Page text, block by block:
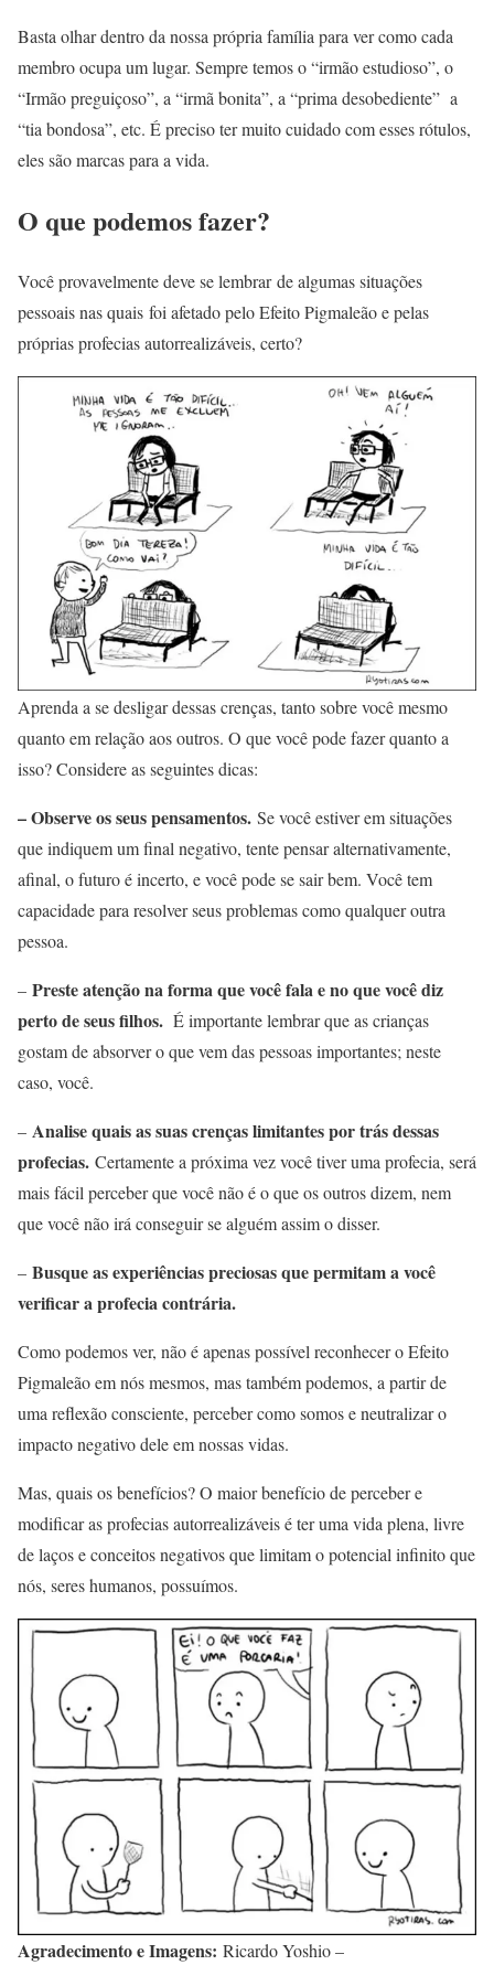
Basta olhar dentro da nossa própria família para ver como cada
membro ocupa um lugar. Sempre temos o “irmão estudioso”, o
“Irmão preguiçoso”, a “irmã bonita”, a “prima desobediente” a
“tia bondosa”, etc. É preciso ter muito cuidado com esses rótulos,
eles são marcas para a vida.
O que podemos fazer?
Você provavelmente deve se lembrar de algumas situações
pessoais nas quais foi afetado pelo Efeito Pigmaleão e pelas
próprias profecias autorrealizáveis, certo?
Aprenda a se desligar dessas crenças, tanto sobre você mesmo
quanto em relação aos outros. O que você pode fazer quanto a
isso? Considere as seguintes dicas:
– Observe os seus pensamentos. Se você estiver em situações
que indiquem um final negativo, tente pensar alternativamente,
afinal, o futuro é incerto, e você pode se sair bem. Você tem
capacidade para resolver seus problemas como qualquer outra
pessoa.
– Preste atenção na forma que você fala e no que você diz
perto de seus filhos. É importante lembrar que as crianças
gostam de absorver o que vem das pessoas importantes; neste
caso, você.
– Analise quais as suas crenças limitantes por trás dessas
profecias. Certamente a próxima vez você tiver uma profecia, será
mais fácil perceber que você não é o que os outros dizem, nem
que você não irá conseguir se alguém assim o disser.
– Busque as experiências preciosas que permitam a você
verificar a profecia contrária.
Como podemos ver, não é apenas possível reconhecer o Efeito
Pigmaleão em nós mesmos, mas também podemos, a partir de
uma reflexão consciente, perceber como somos e neutralizar o
impacto negativo dele em nossas vidas.
Mas, quais os benefícios? O maior benefício de perceber e
modificar as profecias autorrealizáveis é ter uma vida plena, livre
de laços e conceitos negativos que limitam o potencial infinito que
nós, seres humanos, possuímos.
Agradecimento e Imagens: Ricardo Yoshio –